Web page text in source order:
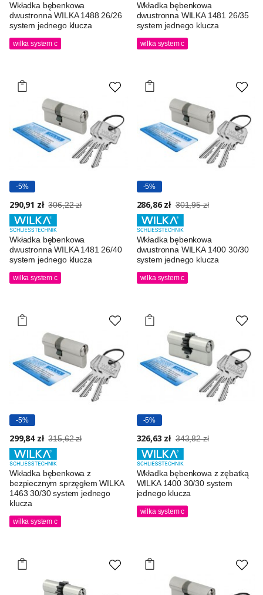
Wkładka bębenkowa
dwustronna WILKA 1488 26/26
system jednego klucza
wilka system c
Wkładka bębenkowa
dwustronna WILKA 1481 26/35
system jednego klucza
wilka system c
-5%
290,91 zł 306,22 zł
Wkładka bębenkowa
dwustronna WILKA 1481 26/40
system jednego klucza
wilka system c
-5%
286,86 zł 301,95 zł
Wkładka bębenkowa
dwustronna WILKA 1400 30/30
system jednego klucza
wilka system c
-5%
299,84 zł 315,62 zł
Wkładka bębenkowa z
bezpiecznym sprzęgłem WILKA
1463 30/30 system jednego
klucza
wilka system c
-5%
326,63 zł 343,82 zł
Wkładka bębenkowa z zębatką
WILKA 1400 30/30 system
jednego klucza
wilka system c